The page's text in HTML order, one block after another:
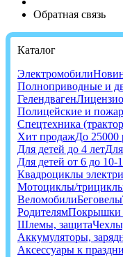
Обратная связь
Каталог
Электромобили
Полноприводные и
Гелендваген
Полицейские и
Спецтехника
Хит продажДо 25000
Для детей до 4 лет
Для детей от 6 до 10-
Квадроциклы
Мотоциклы/
ВеломобилиБеговелы
РодителямПокрышки
Шлемы, защита
Аккумуляторы,
Аксессуары к